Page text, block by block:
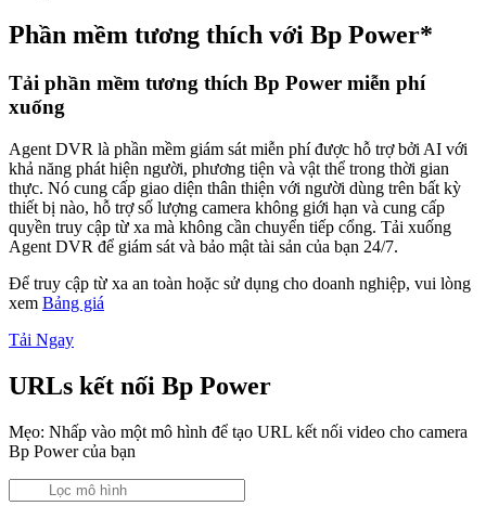
Phần mềm tương thích với Bp Power*
Tải phần mềm tương thích Bp Power miễn phí
xuống
Agent DVR là phần mềm giám sát miễn phí được hỗ trợ bởi AI với
khả năng phát hiện người, phương tiện và vật thể trong thời gian
thực. Nó cung cấp giao diện thân thiện với người dùng trên bất kỳ
thiết bị nào, hỗ trợ số lượng camera không giới hạn và cung cấp
quyền truy cập từ xa mà không cần chuyển tiếp cổng. Tải xuống
Agent DVR để giám sát và bảo mật tài sản của bạn 24/7.
Để truy cập từ xa an toàn hoặc sử dụng cho doanh nghiệp, vui lòng
xem Bảng giá
Tải Ngay
URLs kết nối Bp Power
Mẹo: Nhấp vào một mô hình để tạo URL kết nối video cho camera
Bp Power của bạn